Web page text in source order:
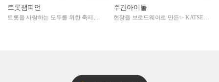
트롯챔피언
트롯을 사랑하는 모두를 위한 축제,
주간아이돌
현장을 브로드웨이로 만든✨ KATSEYE